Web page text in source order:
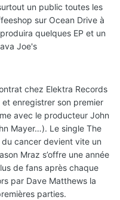
un public toutes les
sur Ocean Drive à
quelques EP et un
Joe's
chez Elektra Records
enregistrer son premier
avec le producteur John
Mayer…). Le single The
cancer devient vite un
Mraz s’offre une année
de fans après chaque
par Dave Matthews la
parties.